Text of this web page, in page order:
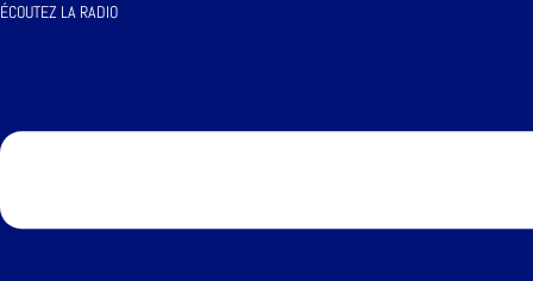
ÉCOUTEZ LA RADIO